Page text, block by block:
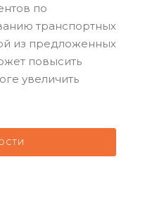
по
транспортных
из предложенных
повысить
увеличить